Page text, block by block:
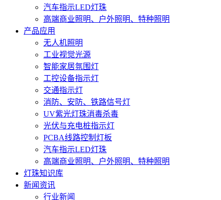
汽车指示LED灯珠
高端商业照明、户外照明、特种照明
产品应用
无人机照明
工业视觉光源
智能家居氛围灯
工控设备指示灯
交通指示灯
消防、安防、铁路信号灯
UV紫光灯珠消毒杀毒
光伏与充电桩指示灯
PCBA线路控制灯板
汽车指示LED灯珠
高端商业照明、户外照明、特种照明
灯珠知识库
新闻资讯
行业新闻